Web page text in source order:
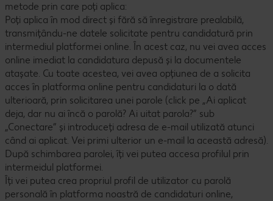
metode prin care poți aplica:
Poți aplica în mod direct și fără să înregistrare prealabilă,
transmițându-ne datele solicitate pentru candidatură prin
intermediul platformei online. În acest caz, nu vei avea acces
online imediat la candidatura depusă și la documentele
atașate. Cu toate acestea, vei avea opțiunea de a solicita
acces în platforma online pentru candidaturi la o dată
ulterioară, prin solicitarea unei parole (click pe „Ai aplicat
deja, dar nu ai încă o parolă? Ai uitat parola?” sub
„Conectare” și introduceți adresa de e-mail utilizată atunci
când ai aplicat. Vei primi ulterior un e-mail la această adresă).
După schimbarea parolei, îți vei putea accesa profilul prin
intermeidul platformei.
Îți vei putea crea propriul profil de utilizator cu parolă
personală în platforma noastră de candidaturi online,